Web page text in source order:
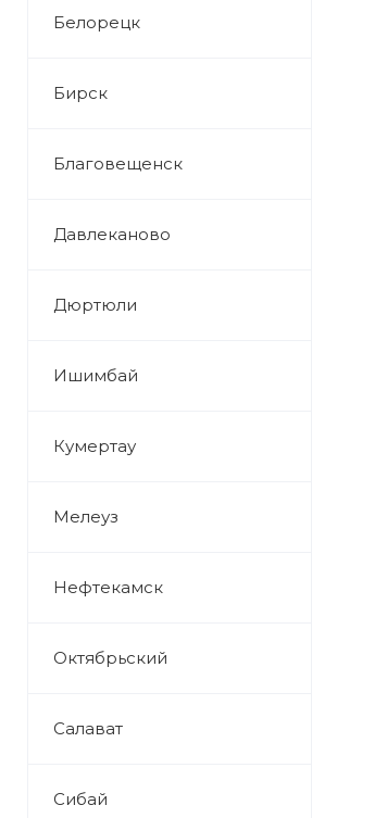
Белорецк
Бирск
Благовещенск
Давлеканово
Дюртюли
Ишимбай
Кумертау
Мелеуз
Нефтекамск
Октябрьский
Салават
Сибай